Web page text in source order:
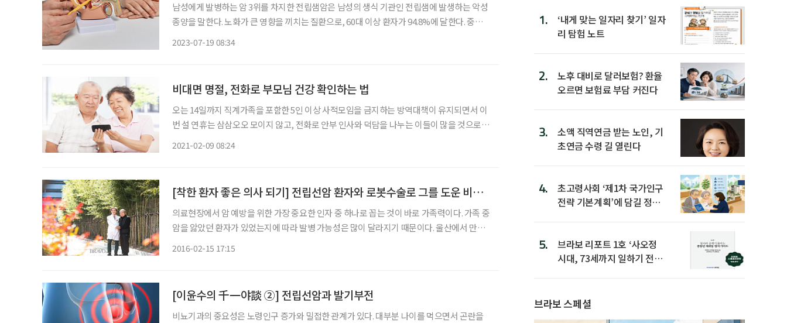
남성에게 발병하는 암 3위를 차지한 전립샘암은 남성의 생식 기관인 전립샘에 발생하는 악성
종양을 말한다. 노화가 큰 영향을 끼치는 질환으로, 60대 이상 환자가 94.8%에 달한다. 중년
2023-07-19 08:34
비대면 명절, 전화로 부모님 건강 확인하는 법
오는 14일까지 직계가족을 포함한 5인 이상 사적모임을 금지하는 방역대책이 유지되면서 이
번 설 연휴는 삼삼오오 모이지 않고, 전화로 안부 인사와 덕담을 나누는 이들이 많을 것으로
2021-02-09 08:24
[착한 환자 좋은 의사 되기] 전립선암 환자와 로봇수술로 그를 도운 비뇨기과 전문의의 라뽀
의료현장에서 암 예방을 위한 가장 중요한 인자 중 하나로 꼽는 것이 바로 가족력이다. 가족 중
암을 앓았던 환자가 있었는지에 따라 발병 가능성은 많이 달라지기 때문이다. 울산에서 만난
2016-02-15 17:15
[이윤수의 千一야談 ②] 전립선암과 발기부전
비뇨기과의 중요성은 노령인구 증가와 밀접한 관계가 있다. 대부분 나이를 먹으면서 곤란을
1.
‘내게 맞는 일자리 찾기’ 일자
리 탐험 노트
2.
노후 대비로 달러보험? 환율
오르면 보험료 부담 커진다
3.
소액 직역연금 받는 노인, 기
초연금 수령 길 열린다
4.
초고령사회 ‘제1차 국가인구
전략 기본계획’에 담길 정책
5.
브라보 리포트 1호 ‘사오정
시대, 73세까지 일하기 전략’
브라보 스페셜